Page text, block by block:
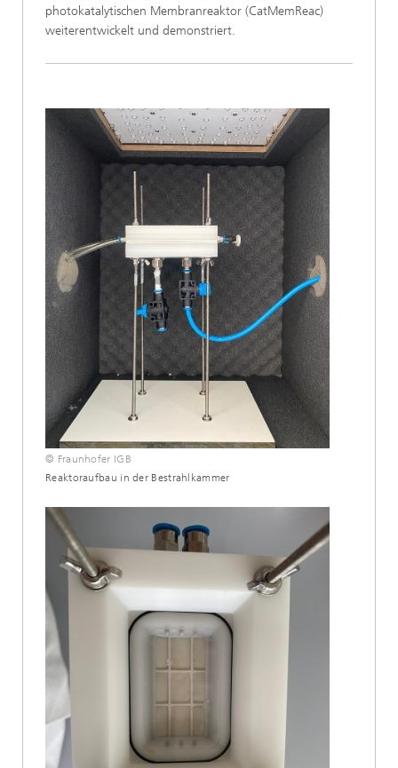
photokatalytischen Membranreaktor (CatMemReac)
weiterentwickelt und demonstriert.
© Fraunhofer IGB
Reaktoraufbau in der Bestrahlkammer